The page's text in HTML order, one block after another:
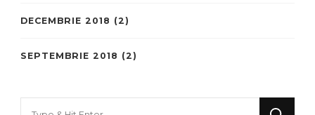
DECEMBRIE 2018 (2)
SEPTEMBRIE 2018 (2)